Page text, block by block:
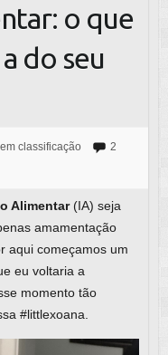
o que
do seu
classificação
2
Alimentar(IA) seja
amamentação
aqui começamos um
eu voltaria a
momento tão
#littlexoana.